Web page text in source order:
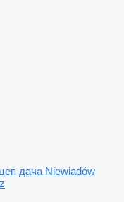
дача Niewiadów